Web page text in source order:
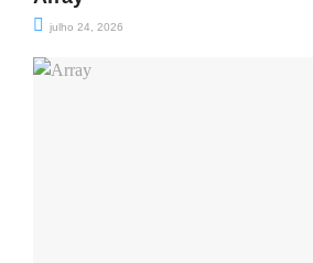
julho 24, 2026